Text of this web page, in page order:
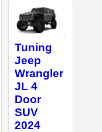
Tuning
Jeep
Wrangler
JL 4
Door
SUV
2024